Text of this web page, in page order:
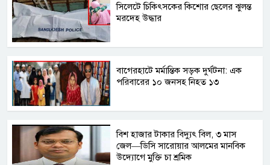
সিলেটে চিকিৎসকের কিশোর ছেলের ঝুলন্ত
মরদেহ উদ্ধার
বাগেরহাটে মর্মান্তিক সড়ক দুর্ঘটনা: এক
পরিবারের ১০ জনসহ নিহত ১৩
বিশ হাজার টাকার বিদ্যুৎ বিল, ৩ মাস
জেল—ডিসি সারোয়ার আলমের মানবিক
উদ্যোগে মুক্তি চা শ্রমিক